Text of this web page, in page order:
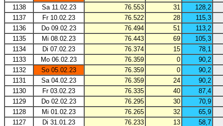
1138
Sa 11.02.23 76.553 31
128,2
1137
Fr 10.02.23 76.522 28
115,3
1136
Do 09.02.23 76.494 51
113,2
1135
Mi 08.02.23 76.443 69
105,3
1134
Di 07.02.23 76.374 15
78,1
1133
Mo 06.02.23 76.359 0
90,2
1132
So 05.02.23 76.359 0
90,2
1131
Sa 04.02.23 76.359 24
90,2
1130
Fr 03.02.23 76.335 40
87,4
1129
Do 02.02.23 76.295 30
70,9
1128
Mi 01.02.23 76.265 32
65,9
1127
Di 31.01.23 76.233 13
58,7